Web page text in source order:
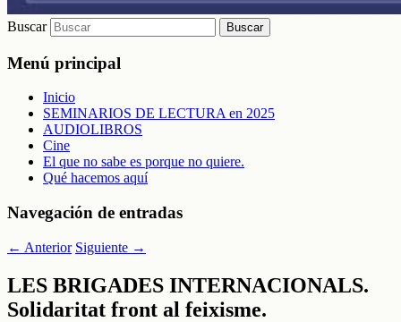
Buscar
Menú principal
Inicio
SEMINARIOS DE LECTURA en 2025
AUDIOLIBROS
Cine
El que no sabe es porque no quiere.
Qué hacemos aquí
Navegación de entradas
← Anterior Siguiente →
LES BRIGADES INTERNACIONALS.
Solidaritat front al feixisme.